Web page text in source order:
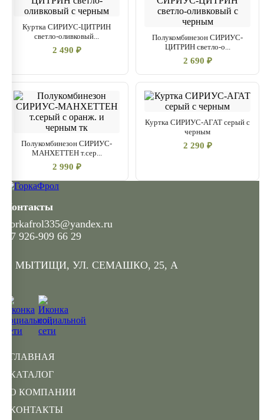
Куртка СИРИУС-ЦИТРИН
светло-оливковый...
2 490 ₽
Полукомбинезон СИРИУС-
ЦИТРИН светло-о...
2 690 ₽
Полукомбинезон СИРИУС-
МАНХЕТТЕН т.сер...
2 990 ₽
Куртка СИРИУС-АГАТ серый с
черным
2 290 ₽
ГЛАВНАЯ
КАТАЛОГ
О КОМПАНИИ
КОНТАКТЫ
Контакты
gorkafrol335@yandex.ru
+7 926-909 66 29
Г. МЫТИЩИ, УЛ. СЕМАШКО, 25, А